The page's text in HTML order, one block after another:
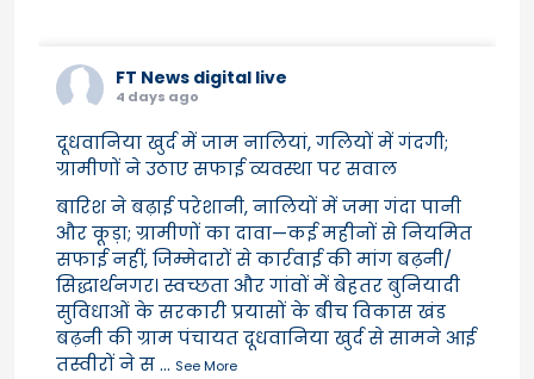
FT News digital live
4 days ago
दूधवानिया खुर्द में जाम नालियां, गलियों में गंदगी;
ग्रामीणों ने उठाए सफाई व्यवस्था पर सवाल
बारिश ने बढ़ाई परेशानी, नालियों में जमा गंदा पानी
और कूड़ा; ग्रामीणों का दावा—कई महीनों से नियमित
सफाई नहीं, जिम्मेदारों से कार्रवाई की मांग बढ़नी/
सिद्धार्थनगर। स्वच्छता और गांवों में बेहतर बुनियादी
सुविधाओं के सरकारी प्रयासों के बीच विकास खंड
बढ़नी की ग्राम पंचायत दूधवानिया खुर्द से सामने आई
तस्वीरों ने स... See More